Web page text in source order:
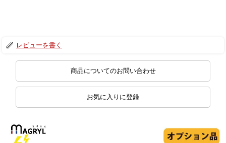
レビューを書く
商品についてのお問い合わせ
お気に入りに登録